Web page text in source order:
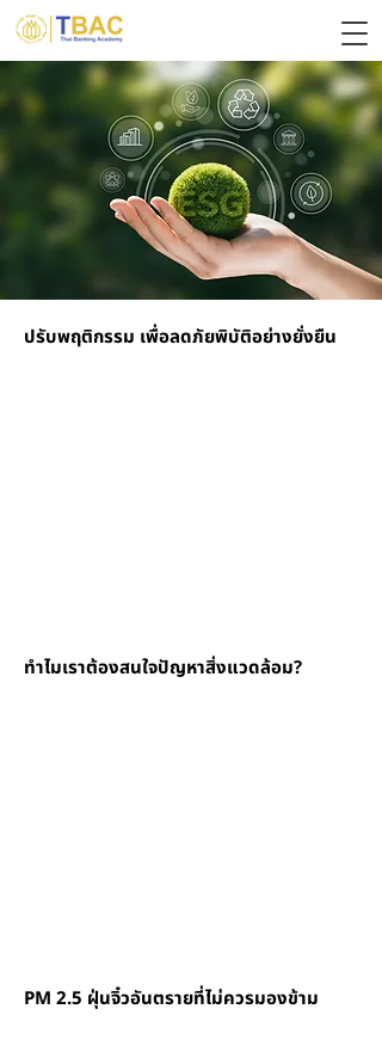
ปรับพฤติกรรม เพื่อลดภัยพิบัติอย่างยั่งยืน
ทำไมเราต้องสนใจปัญหาสิ่งแวดล้อม?
PM 2.5 ฝุ่นจิ๋วอันตรายที่ไม่ควรมองข้าม